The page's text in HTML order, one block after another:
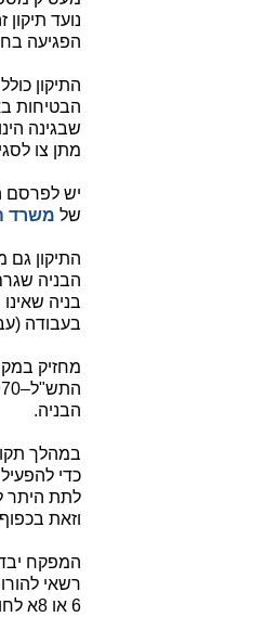
נועד
הפגיעה
הבטיחות
שבגינה
מתן צו
יש לפרסם
של משרד
התיקון גם
הבניה
בעבודה
הבניה.
במהלך
כדי
לתת היתר
וזאת
המפקח
רשאי
6 או 8א לחוק, לשם הבטחת הבטיחות.